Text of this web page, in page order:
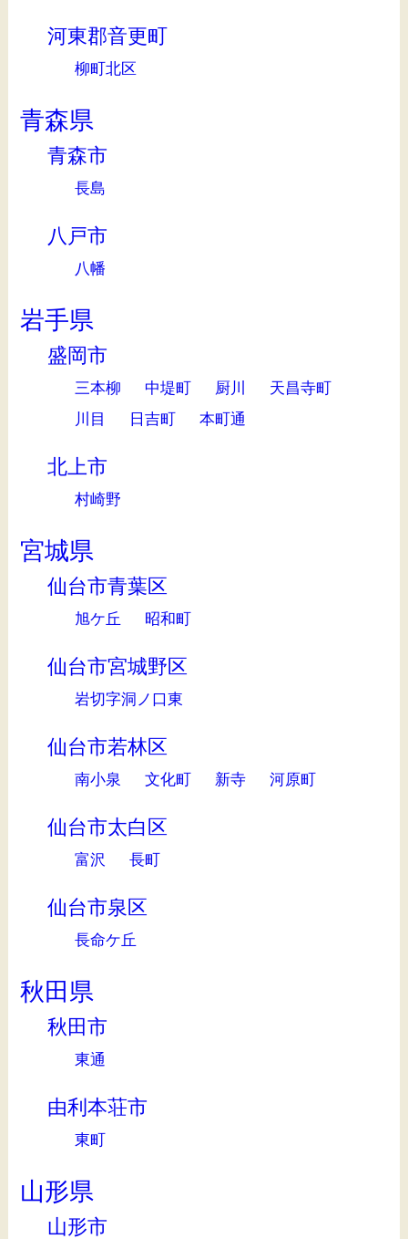
河東郡音更町
柳町北区
青森県
青森市
長島
八戸市
八幡
岩手県
盛岡市
三本柳 中堤町 厨川
天昌寺町
川目
日吉町 本町通
北上市
村崎野
宮城県
仙台市青葉区
旭ケ丘 昭和町
仙台市宮城野区
岩切字洞ノ口東
仙台市若林区
南小泉 文化町 新寺 河原町
仙台市太白区
富沢 長町
仙台市泉区
長命ケ丘
秋田県
秋田市
東通
由利本荘市
東町
山形県
山形市